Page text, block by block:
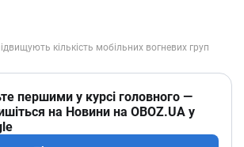
першими у курсі головного —
на Новини на OBOZ.UA у